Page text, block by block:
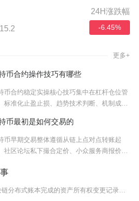
24H涨跌幅
-6.45%
更多+
币合约操作技巧有哪些
币合约稳定实操核心技巧集中在杠杆仓位管
标准化止盈止损、趋势技术判断、机制成本
币最初是如何交易的
币早期交易整体遵循从链上点对点转账起
社区论坛私下撮合定价、小众服务商报价兑
比特币交易本质是依托区块链分布式账本完成的资产所有权变更记录，并非实体数字货币的点对点传输